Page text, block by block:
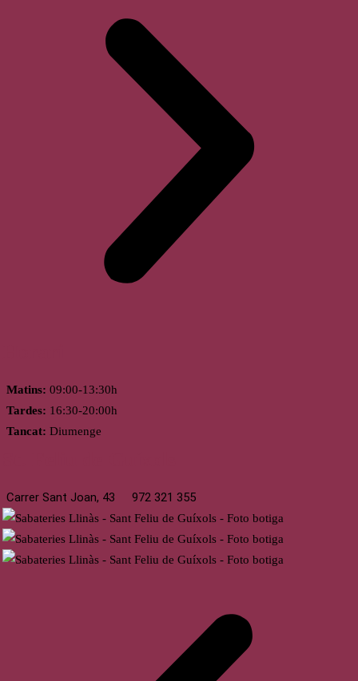
Matins: 09:00-13:30h
Tardes: 16:30-20:00h
Tancat: Diumenge
Carrer Sant Joan, 43 972 321 355